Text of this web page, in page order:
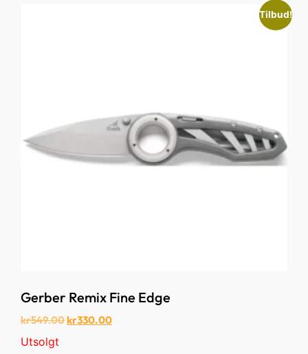
Tilbud!
Gerber Remix Fine Edge
kr549.00kr330.00
Utsolgt